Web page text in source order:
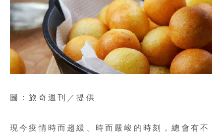
圖：旅奇週刊／提供
現今疫情時而趨緩、時而嚴峻的時刻，總會有不